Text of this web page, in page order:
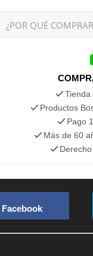
¿POR QUÉ
Tienda
Productos
Pago
Más de 60
Facebook